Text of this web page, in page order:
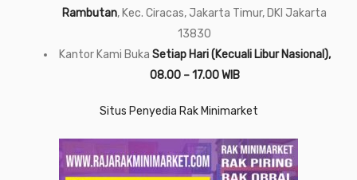
Rambutan, Kec. Ciracas, Jakarta Timur, DKI Jakarta
13830
Kantor Kami Buka Setiap Hari (Kecuali Libur Nasional),
08.00 – 17.00 WIB
Situs Penyedia Rak Minimarket